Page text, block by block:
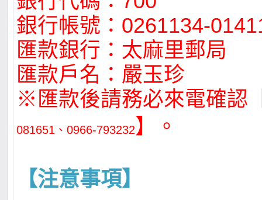
銀行帳號：0261134-
匯款銀行：太麻里郵局
匯款戶名：嚴玉珍
※匯款後請務必來電確認
081651 、 0966-793232】。
【注意事項】